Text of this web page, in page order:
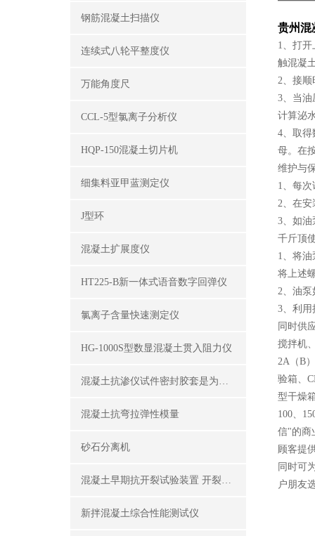
钢筋混凝土扫描仪
连续式八轮平整度仪
万能角度尺
CCL-5型氯离子分析仪
HQP-150混凝土切片机
细集料亚甲蓝测定仪
J型环
混凝土扩展度仪
HT225-B新一体式语音数字回弹仪
氯离子含量快速测定仪
HG-1000S型数显混凝土贯入阻力仪
混凝土抗渗仪试件密封胶套是为了密封试件外围
混凝土抗弯拉弹性模量
砂石分离机
混凝土早期抗开裂试验装置 开裂试模
新拌混凝土综合性能测试仪
贵州混
1、打
触混凝
2、接顺
3、当油
计算泌
4、取得
母。在
维护与
1、每
2、在安
3、如油
千斤顶
1、将
将上述
2、油泵
3、利用
同时供
搅拌机
2A（B
验箱、
型干燥
100、
信"的商
顾客提
同时可
户朋友